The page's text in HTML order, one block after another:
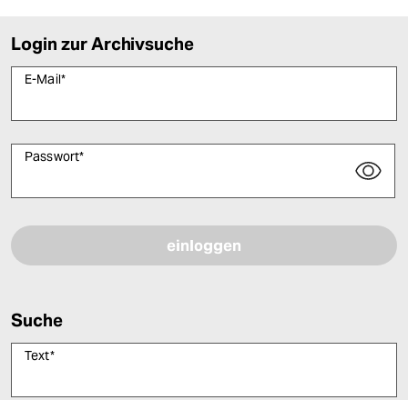
Login zur Archivsuche
E-Mail*
Passwort*
Suche
Text*